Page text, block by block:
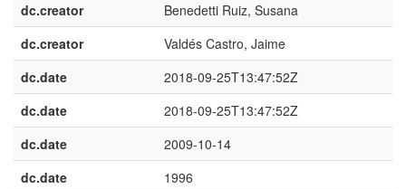
dc.creator
Benedetti Ruiz, Susana
dc.creator
Valdés Castro, Jaime
dc.date
2018-09-25T13:47:52Z
dc.date
2018-09-25T13:47:52Z
dc.date
2009-10-14
dc.date
1996